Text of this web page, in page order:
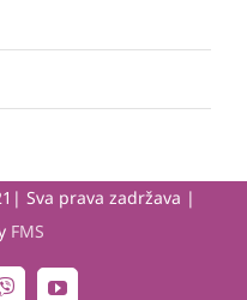
Sva prava zadržava |
FMS
Viber